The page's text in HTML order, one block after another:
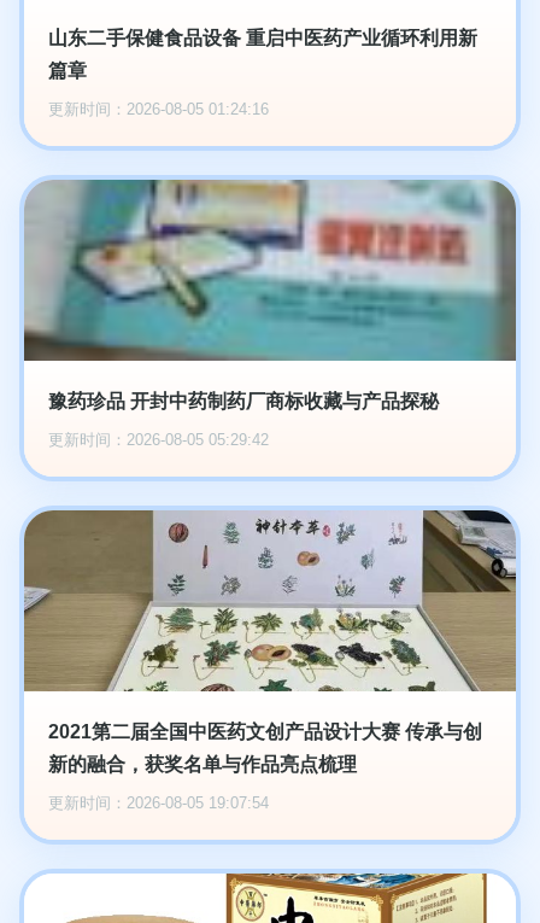
山东二手保健食品设备 重启中医药产业循环利用新
篇章
更新时间：2026-08-05 01:24:16
豫药珍品 开封中药制药厂商标收藏与产品探秘
更新时间：2026-08-05 05:29:42
2021第二届全国中医药文创产品设计大赛 传承与创
新的融合，获奖名单与作品亮点梳理
更新时间：2026-08-05 19:07:54